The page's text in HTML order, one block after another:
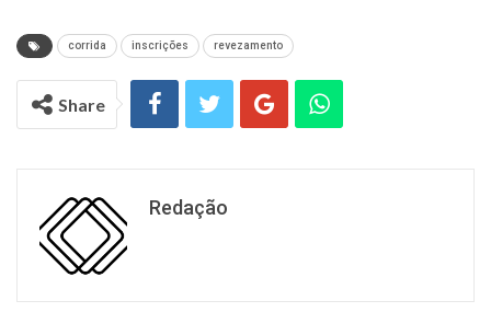
corrida inscrições revezamento
Share
Redação